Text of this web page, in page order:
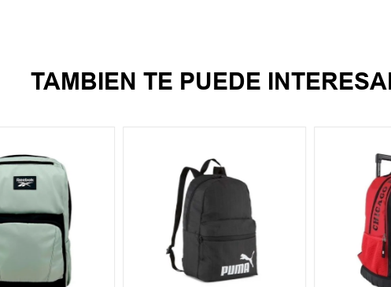
TAMBIEN TE PUEDE